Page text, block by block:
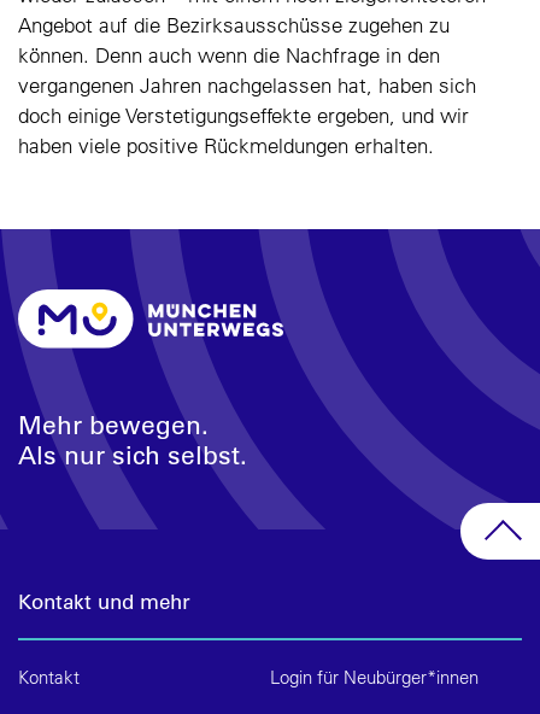
Angebot auf die Bezirksausschüsse zugehen zu
können. Denn auch wenn die Nachfrage in den
vergangenen Jahren nachgelassen hat, haben sich
doch einige Verstetigungseffekte ergeben, und wir
haben viele positive Rückmeldungen erhalten.
Mehr bewegen.
Als nur sich selbst.
Kontakt und mehr
Kontakt
Login für Neubürger*innen